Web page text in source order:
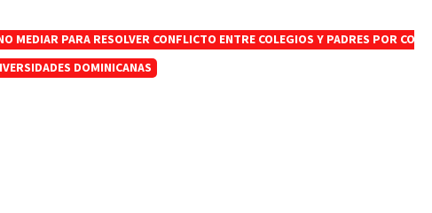
PARA RESOLVER CONFLICTO ENTRE COLEGIOS Y PADRES POR COBRO
DOMINICANAS